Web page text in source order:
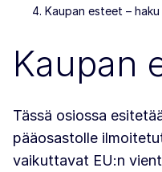
Kaupan esteet – haku
Kaupan
Tässä osiossa
pääosastolle
vaikuttavat EU:n